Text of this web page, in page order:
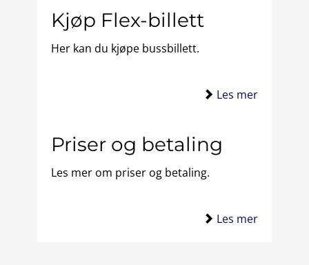
Kjøp Flex-billett
Her kan du kjøpe bussbillett.
Les mer
Priser og betaling
Les mer om priser og betaling.
Les mer